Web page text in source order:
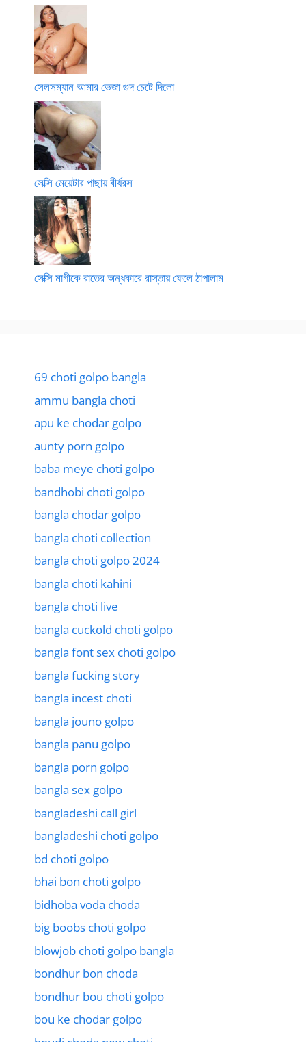
সেলসম্যান আমার ভেজা গুদ চেটে দিলো
সেক্সি মেয়েটার পাছায় বীর্যরস
সেক্সি মাগীকে রাতের অন্ধকারে রাস্তায় ফেলে ঠাপালাম
69 choti golpo bangla
ammu bangla choti
apu ke chodar golpo
aunty porn golpo
baba meye choti golpo
bandhobi choti golpo
bangla chodar golpo
bangla choti collection
bangla choti golpo 2024
bangla choti kahini
bangla choti live
bangla cuckold choti golpo
bangla font sex choti golpo
bangla fucking story
bangla incest choti
bangla jouno golpo
bangla panu golpo
bangla porn golpo
bangla sex golpo
bangladeshi call girl
bangladeshi choti golpo
bd choti golpo
bhai bon choti golpo
bidhoba voda choda
big boobs choti golpo
blowjob choti golpo bangla
bondhur bon choda
bondhur bou choti golpo
bou ke chodar golpo